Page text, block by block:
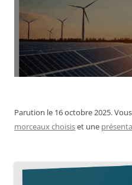
Parution le 16 octobre 2025.
morceaux choisiset une